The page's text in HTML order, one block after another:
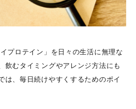
プロテイン」を日々の生活に無理な
飲むタイミングやアレンジ方法にも
は、毎日続けやすくするためのポイ